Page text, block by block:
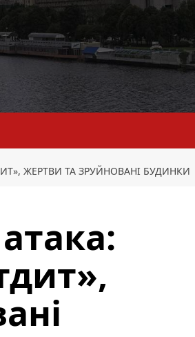
ЖЕРТВИ ТА ЗРУЙНОВАНІ БУДИНКИ